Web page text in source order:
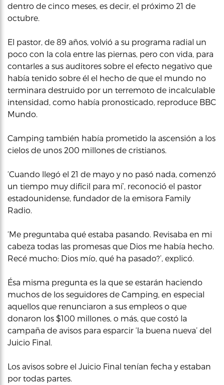
dentro de cinco meses, es decir, el próximo 21 de
octubre.
El pastor, de 89 años, volvió a su programa radial un
poco con la cola entre las piernas, pero con vida, para
contarles a sus auditores sobre el efecto negativo que
había tenido sobre él el hecho de que el mundo no
terminara destruido por un terremoto de incalculable
intensidad, como había pronosticado, reproduce BBC
Mundo.
Camping también había prometido la ascensión a los
cielos de unos 200 millones de cristianos.
‘Cuando llegó el 21 de mayo y no pasó nada, comenzó
un tiempo muy difícil para mí’, reconoció el pastor
estadounidense, fundador de la emisora Family
Radio.
‘Me preguntaba qué estaba pasando. Revisaba en mi
cabeza todas las promesas que Dios me había hecho.
Recé mucho: Dios mío, qué ha pasado?’, explicó.
Ésa misma pregunta es la que se estarán haciendo
muchos de los seguidores de Camping, en especial
aquellos que renunciaron a sus empleos o que
donaron los $100 millones, o más, que costó la
campaña de avisos para esparcir ‘la buena nueva’ del
Juicio Final.
Los avisos sobre el Juicio Final tenían fecha y estaban
por todas partes.